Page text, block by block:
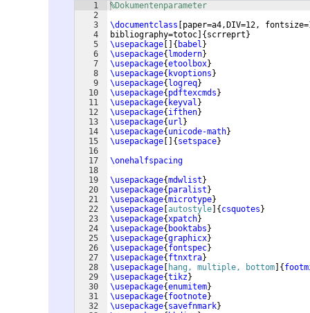
1
2
3
4
5
6
7
8
9
10
11
12
13
14
15
16
17
18
19
20
21
22
23
24
25
26
27
28
29
30
31
32
%Dokumentenparameter
\documentclass
paper=a4,DIV=12,
bibliography=totoc { scrreprt }
\usepackage
{ babel }
\usepackage{ lmodern}
\usepackage{etoolbox}
\usepackage{ kvoptions }
\usepackage{ logreq}
\usepackage{ pdftexcmds }
\usepackage{ keyval }
\usepackage{ ifthen}
\usepackage{ url }
\usepackage{ unicode-math}
\usepackage
{ setspace}
\onehalfspacing
\usepackage{mdwlist }
\usepackage{ paralist }
\usepackage{microtype}
\usepackage autostyle { csquotes }
\usepackage{xpatch}
\usepackage{ booktabs }
\usepackage{graphicx}
\usepackage{ fontspec}
\usepackage{ ftnxtra}
\usepackage
hang, multiple, bottom {
\usepackage{tikz}
\usepackage{enumitem}
\usepackage{ footnote}
\usepackage{ savefnmark}